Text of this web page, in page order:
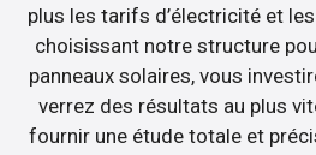
plus les tarifs d’électricité et
choisissant notre structure
panneaux solaires, vous
verrez des résultats au plus
fournir une étude totale et